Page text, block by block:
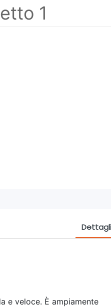
e veloce. È ampiamente